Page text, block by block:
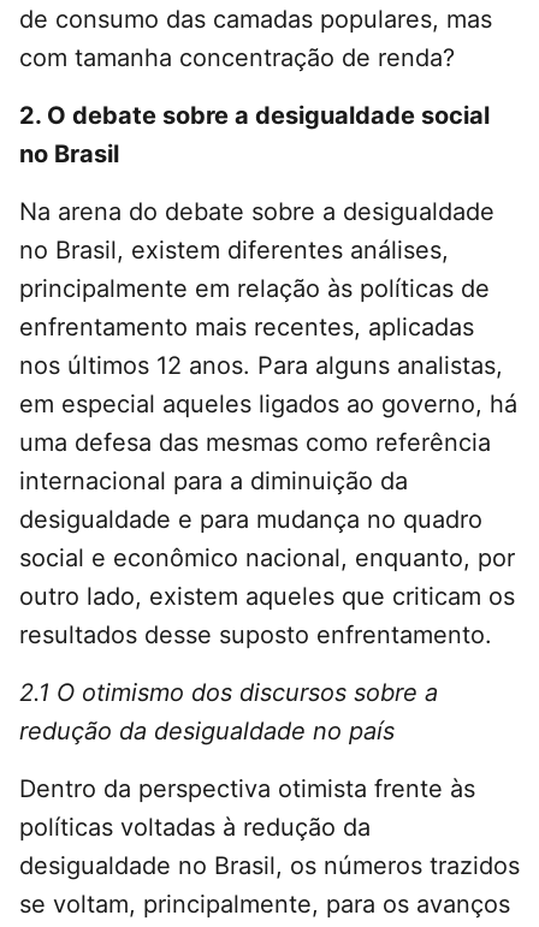
de consumo das camadas populares, mas
com tamanha concentração de renda?
2. O debate sobre a desigualdade social
no Brasil
Na arena do debate sobre a desigualdade
no Brasil, existem diferentes análises,
principalmente em relação às políticas de
enfrentamento mais recentes, aplicadas
nos últimos 12 anos. Para alguns analistas,
em especial aqueles ligados ao governo, há
uma defesa das mesmas como referência
internacional para a diminuição da
desigualdade e para mudança no quadro
social e econômico nacional, enquanto, por
outro lado, existem aqueles que criticam os
resultados desse suposto enfrentamento.
2.1 O otimismo dos discursos sobre a
redução da desigualdade no país
Dentro da perspectiva otimista frente às
políticas voltadas à redução da
desigualdade no Brasil, os números trazidos
se voltam, principalmente, para os avanços